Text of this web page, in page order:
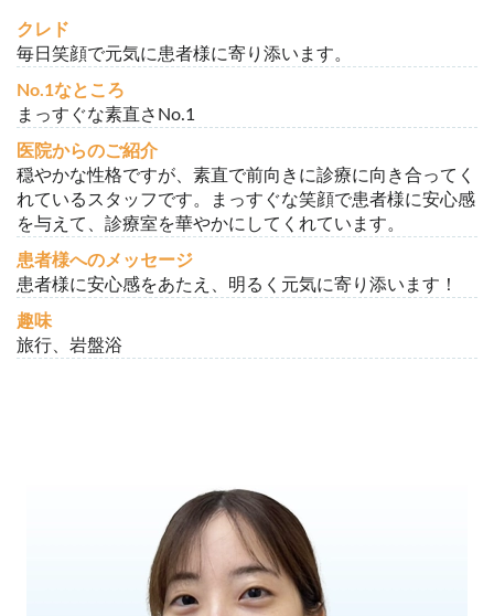
クレド
毎日笑顔で元気に患者様に寄り添います。
No.1なところ
まっすぐな素直さNo.1
医院からのご紹介
穏やかな性格ですが、素直で前向きに診療に向き合ってく
れているスタッフです。まっすぐな笑顔で患者様に安心感
を与えて、診療室を華やかにしてくれています。
患者様へのメッセージ
患者様に安心感をあたえ、明るく元気に寄り添います！
趣味
旅行、岩盤浴